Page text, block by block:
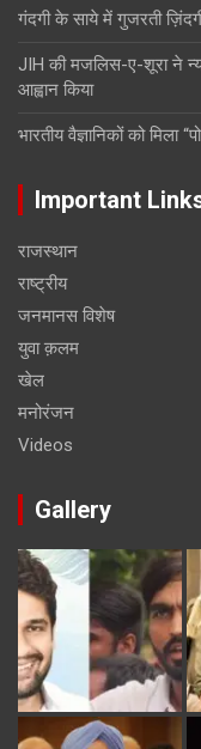
गंदगी के साये में गुजरती
JIH की मजलिस-ए-शूरा ने
आह्वान किया
भारतीय वैज्ञानिकों को मिला
Important
राजस्थान
राष्ट्रीय
जनमानस विशेष
युवा क़लम
खेल
मनोरंजन
Videos
Gallery